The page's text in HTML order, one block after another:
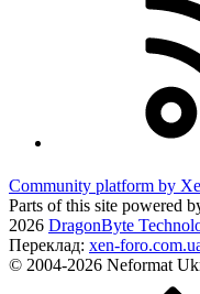
Community platform by
Parts of this site powered
2026 DragonByte
Переклад: xen-
© 2004-2026 Neformat